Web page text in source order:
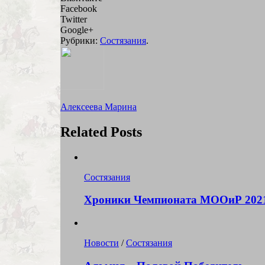
Facebook
Twitter
Google+
Рубрики: Состязания.
Алексеева Марина
Related Posts
Состязания
Хроники Чемпионата МООиР
Новости /Состязания